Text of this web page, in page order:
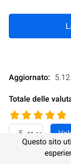
Aggiornato:
Totale delle
In altre lingue:
Questo sito